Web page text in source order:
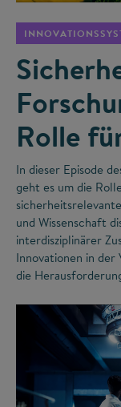
Rolle
In dieser Episode
geht es um die
und Wissenschaft
interdisziplinärer
Innovationen in
die